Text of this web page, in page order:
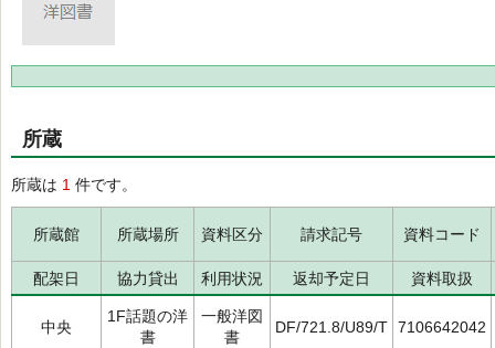
所蔵
所蔵は 1 件です。
所蔵館 所蔵場所 資料区分 請求記号 資料コード
配架日 協力貸出 利用状況 返却予定日 資料取扱
中央
1F話題の洋
書
一般洋図
書
DF/721.8/U89/T 7106642042